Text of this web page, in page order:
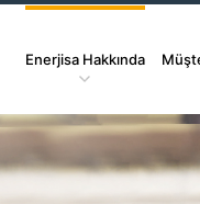
Enerjisa Hakkında